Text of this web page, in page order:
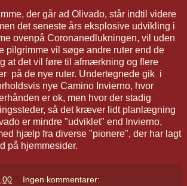
der går ad Olivado, står indtil videre
det seneste års eksplosive udvikling i
ovenpå Coronanedlukningen, vil uden
pilgrimme vil søge andre ruter end de
at det vil føre til afmærkning og flere
på de nye ruter. Undertegnede gik i
nye Camino Invierno, hvor
er ok, men hvor der stadig
så det kræver lidt planlægning
er mindre "udviklet" end Invierno,
hjælp fra diverse "pionere", der har lagt
på hjemmesider.
Ingen kommentarer: